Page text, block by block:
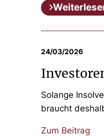
24/03/2026
Solange
braucht
Zum Beitrag